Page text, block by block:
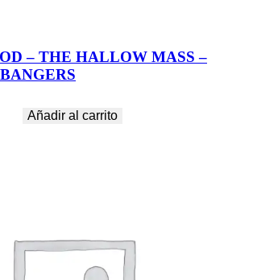
– THE HALLOW MASS –
Añadir al carrito